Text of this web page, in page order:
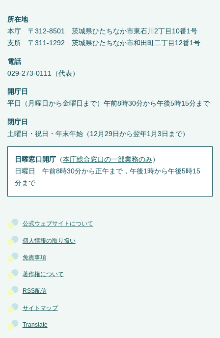
公式ウェブサイトについて
個人情報の取り扱い
免責事項
著作権について
RSS配信
サイトマップ
Translate
所在地
本庁 〒312-8501 茨城県ひたちなか市東石川2丁目10番1号
支所 〒311-1292 茨城県ひたちなか市和田町二丁目12番1号
電話
029-273-0111（代表）
開庁日
平日（月曜日から金曜日まで）午前8時30分から午後5時15分まで
閉庁日
土曜日・祝日・年末年始（12月29日から翌年1月3日まで）
日曜窓口開庁（本庁総合窓口の一部業務のみ ）
日曜日 午前8時30分から正午まで，午後1時から午後5時15
分まで